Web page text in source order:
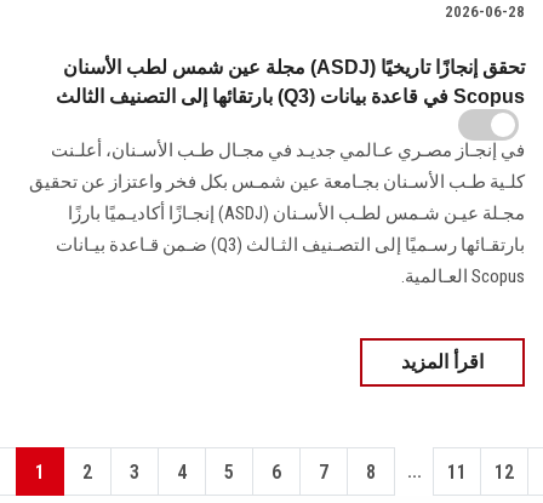
2026-06-28
مجلة عين شمس لطب الأسنان (ASDJ) تحقق إنجازًا تاريخيًا
بارتقائها إلى التصنيف الثالث (Q3) في قاعدة بيانات Scopus
في إنجـاز مصـري عـالمي جديـد في مجـال طـب الأسـنان، أعلـنت
كلـية طـب الأسـنان بجـامعة عين شمـس بكل فخر واعتزاز عن تحقيق
مجـلة عيـن شـمس لطـب الأسـنان (ASDJ) إنجـازًا أكاديـميًا بارزًا
بارتقـائها رسـميًا إلى التصـنيف الثـالث (Q3) ضـمن قـاعدة بيـانات
Scopus العـالمية.
اقرأ المزيد
1 2 3 4 5 6 7 8 ... 11 12